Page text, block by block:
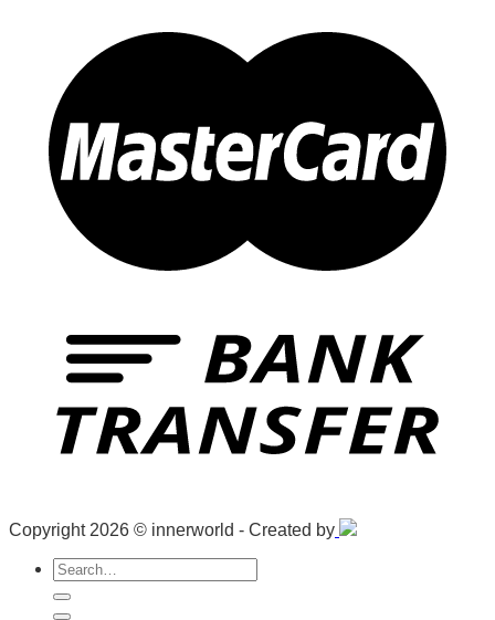
Copyright 2026 © innerworld - Created by
Search
for: